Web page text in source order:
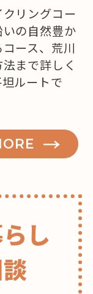
リングコー
の自然豊か
ース、荒川
まで詳しく
ルートで
し